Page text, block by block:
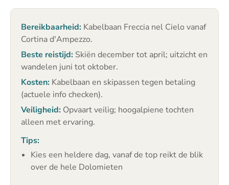
Bereikbaarheid: Kabelbaan Freccia nel Cielo vanaf
Cortina d'Ampezzo.
Beste reistijd: Skiën december tot april; uitzicht en
wandelen juni tot oktober.
Kosten: Kabelbaan en skipassen tegen betaling
(actuele info checken).
Veiligheid: Opvaart veilig; hoogalpiene tochten
alleen met ervaring.
Tips:
Kies een heldere dag, vanaf de top reikt de blik
over de hele Dolomieten